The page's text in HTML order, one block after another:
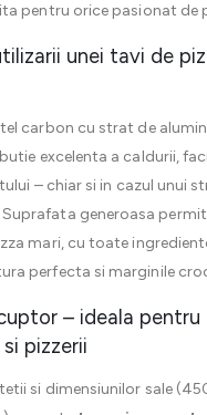
pentru orice pasionat de
unei tavi de
carbon cu strat de
excelenta a caldurii,
– chiar si in cazul unui
generoasa
mari, cu toate
perfecta si marginile
– ideala pentru
pizzerii
si dimensiunilor sale